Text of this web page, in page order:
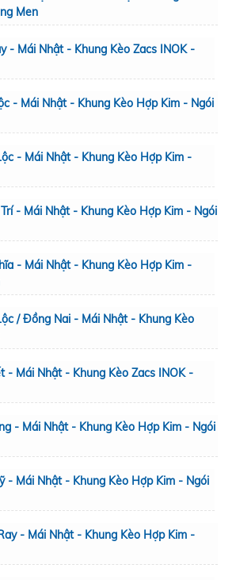
Men
- Mái Nhật - Khung Kèo Zacs INOK -
- Mái Nhật - Khung Kèo Hợp Kim - Ngói
- Mái Nhật - Khung Kèo Hợp Kim -
- Mái Nhật - Khung Kèo Hợp Kim - Ngói
- Mái Nhật - Khung Kèo Hợp Kim -
/ Đồng Nai - Mái Nhật - Khung Kèo
- Mái Nhật - Khung Kèo Zacs INOK -
- Mái Nhật - Khung Kèo Hợp Kim - Ngói
- Mái Nhật - Khung Kèo Hợp Kim - Ngói
- Mái Nhật - Khung Kèo Hợp Kim -